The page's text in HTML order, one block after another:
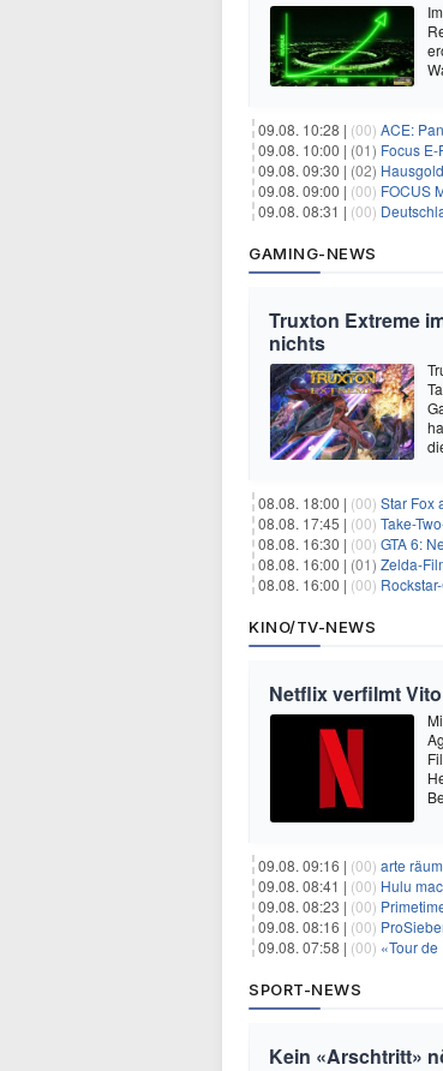
09.08. 10:28 | (00) ACE:
09.08. 10:00 | (01) Focus
09.08. 09:30 | (02)
09.08. 09:00 | (00) FOCUS
09.08. 08:31 | (00)
GAMING-NEWS
Truxton Extreme
nichts
08.08. 18:00 | (00) Star Fox
08.08. 17:45 | (00) Take-
08.08. 16:30 | (00) GTA 6:
08.08. 16:00 | (01) Zelda-
08.08. 16:00 | (00)
KINO/TV-NEWS
Netflix verfilmt
09.08. 09:16 | (00) arte
09.08. 08:41 | (00) Hulu
09.08. 08:23 | (00)
09.08. 08:16 | (00)
09.08. 07:58 | (00) «Tour
SPORT-NEWS
Kein «Arschtritt»